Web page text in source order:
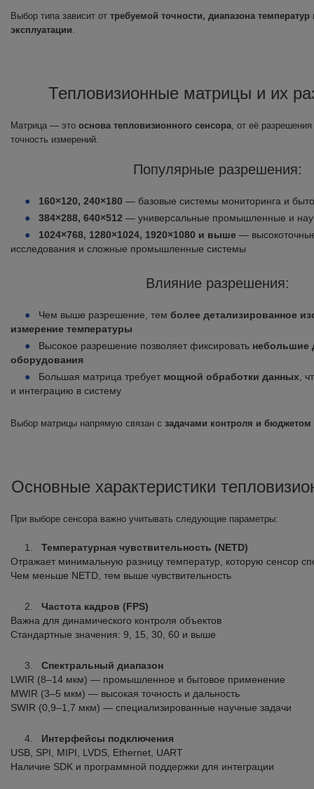
Выбор типа зависит от требуемой точности, диапазона температур
эксплуатации.
Тепловизионные матрицы и их
Матрица — это основа тепловизионного сенсора, от её разрешения
точность измерений.
Популярные разрешения:
160×120, 240×180 — базовые системы мониторинга и
384×288, 640×512 — универсальные промышленные и
1024×768, 1280×1024, 1920×1080 и выше —
исследования и сложные промышленные системы
Влияние разрешения:
Чем выше разрешение, тем более детализированное
измерение температуры
Высокое разрешение позволяет фиксировать небольшие
оборудования
Большая матрица требует мощной обработки данных ,
и интеграцию в систему
Выбор матрицы напрямую связан с задачами контроля и бюджетом
Основные характеристики
При выборе сенсора важно учитывать следующие параметры:
Температурная чувствительность (NETD)
Отражает минимальную разницу температур, которую сенсор
Чем меньше NETD, тем выше чувствительность
Частота кадров (FPS)
Важна для динамического контроля объектов
Стандартные значения: 9, 15, 30, 60 и выше
Спектральный диапазон
LWIR (8–14 мкм) — промышленное и бытовое применение
MWIR (3–5 мкм) — высокая точность и дальность
SWIR (0,9–1,7 мкм) — специализированные научные задачи
Интерфейсы подключения
USB, SPI, MIPI, LVDS, Ethernet, UART
Наличие SDK и программной поддержки для интеграции